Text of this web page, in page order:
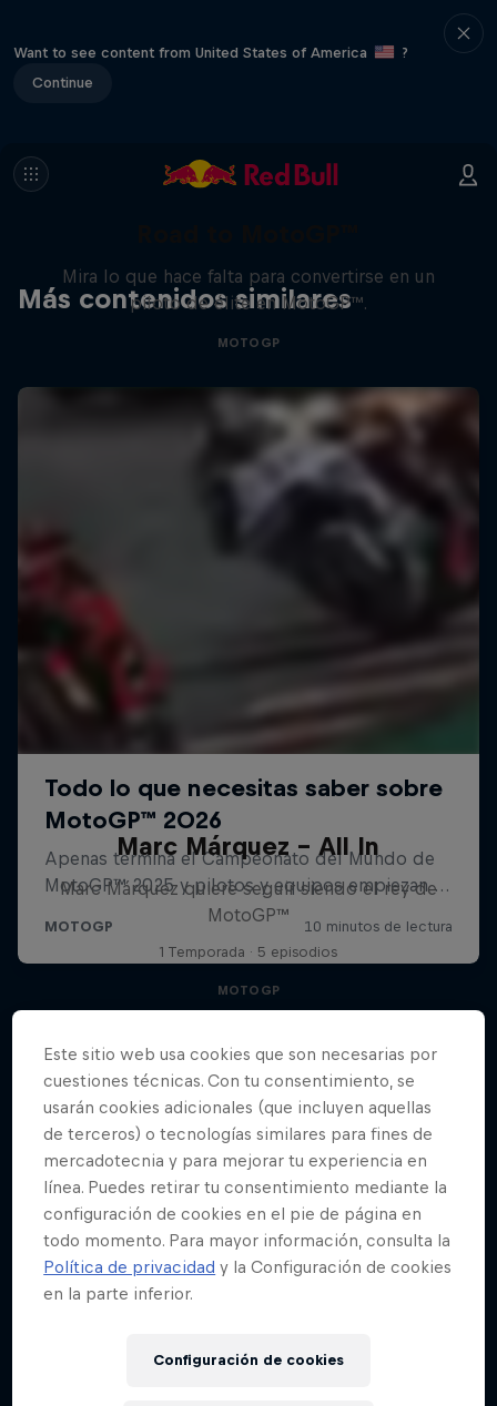
Want to see content from United States of America
?
Continue
Más contenidos similares
Mira lo que hace falta para convertirse en un
piloto de élite en MotoGP™.
MOTOGP
Marc Márquez – All In
Marc Márquez quiere seguir siendo el rey de
MotoGP™
1 Temporada · 5 episodios
MOTOGP
Este sitio web usa cookies que son necesarias por
cuestiones técnicas. Con tu consentimiento, se
usarán cookies adicionales (que incluyen aquellas
de terceros) o tecnologías similares para fines de
mercadotecnia y para mejorar tu experiencia en
línea. Puedes retirar tu consentimiento mediante la
configuración de cookies en el pie de página en
todo momento. Para mayor información, consulta la
Política de privacidad y la Configuración de cookies
en la parte inferior.
Configuración de cookies